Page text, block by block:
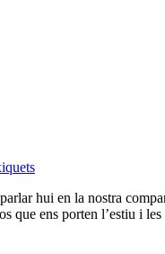
hui en la nostra
que ens porten l’estiu i